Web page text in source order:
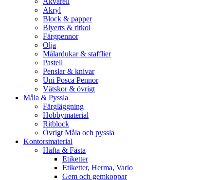
Akryl
Block & papper
Blyerts & ritkol
Färgpennor
Olja
Målardukar & stafflier
Pastell
Penslar & knivar
Uni Posca Pennor
Vätskor & övrigt
Måla & Pyssla
Färgläggning
Hobbymaterial
Ritblock
Övrigt Måla och pyssla
Kontorsmaterial
Häfta & Fästa
Etiketter
Etiketter, Herma, Vario
Gem och gemkoppar